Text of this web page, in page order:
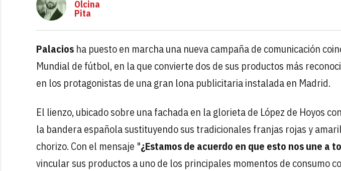
Olcina
Pita
Palacios ha puesto en marcha una nueva campaña de comunicación
Mundial de fútbol, en la que convierte dos de sus productos más
en los protagonistas de una gran lona publicitaria instalada en Madrid.
El lienzo, ubicado sobre una fachada en la glorieta de López de Hoyos
la bandera española sustituyendo sus tradicionales franjas rojas y
chorizo. Con el mensaje "¿Estamos de acuerdo en que esto nos une a
vincular sus productos a uno de los principales momentos de consumo